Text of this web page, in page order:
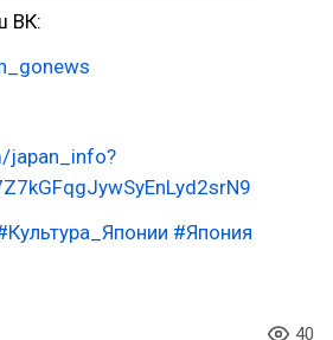
ВК:
japan_info?
#Япония
40